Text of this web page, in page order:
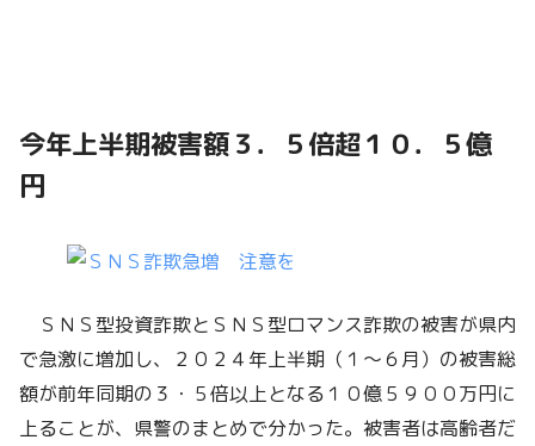
今年上半期被害額３．５倍超１０．５億
円
ＳＮＳ型投資詐欺とＳＮＳ型ロマンス詐欺の被害が県内
で急激に増加し、２０２４年上半期（１～６月）の被害総
額が前年同期の３・５倍以上となる１０億５９００万円に
上ることが、県警のまとめで分かった。被害者は高齢者だ